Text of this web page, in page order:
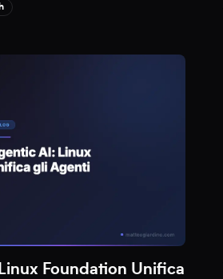
Foundation Unifica